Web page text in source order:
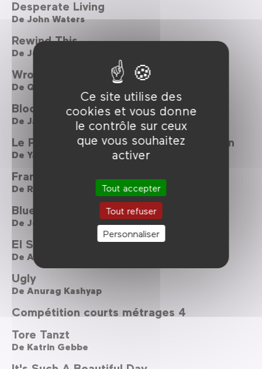
Ce site utilise des
cookies et vous donne
le contrôle sur ceux
que vous souhaitez
activer
Tout accepter
Tout refuser
Personnaliser
Desperate Living
De John Waters
Rewind This
De Josh Johnson
Wrong Cops
De Quentin Dupieux
Blood Diner
De Jackie Kong
Le Prince Nezha triomphe du Roi Dragon
De Yan Ding Xian , Shuchen Wang ,
Frankenstein's Army
De Richard Raaphorst
Blue Ruin
De Jeremy Saulnier
El Santos vs La Tetona Mendoza
De Alejandro Lozano & Andrés Couturier
Ugly
De Anurag Kashyap
Compétition courts métrages 4
Tore Tanzt
De Katrin Gebbe